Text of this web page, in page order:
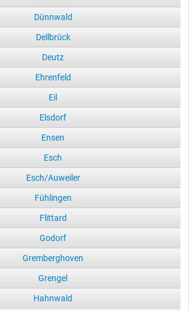
Dünnwald
Dellbrück
Deutz
Ehrenfeld
Eil
Elsdorf
Ensen
Esch
Esch/Auweiler
Fühlingen
Flittard
Godorf
Gremberghoven
Grengel
Hahnwald